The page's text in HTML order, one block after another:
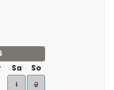
Sa
So
1
2